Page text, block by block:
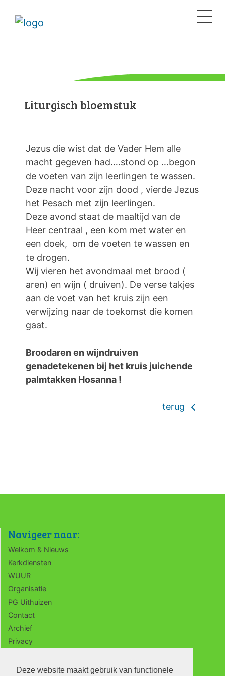
Deze website maakt gebruik van functionele
Liturgisch bloemstuk
Jezus die wist dat de Vader Hem alle
macht gegeven had….stond op …begon
de voeten van zijn leerlingen te wassen.
Deze nacht voor zijn dood , vierde Jezus
het Pesach met zijn leerlingen.
Deze avond staat de maaltijd van de
Heer centraal , een kom met water en
een doek, om de voeten te wassen en
te drogen.
Wij vieren het avondmaal met brood (
aren) en wijn ( druiven). De verse takjes
aan de voet van het kruis zijn een
verwijzing naar de toekomst die komen
gaat.
Broodaren en wijndruiven
genadetekenen bij het kruis juichende
palmtakken Hosanna !
terug
Navigeer naar:
Welkom & Nieuws
Kerkdiensten
WUUR
Organisatie
PG Uithuizen
Contact
Archief
Privacy